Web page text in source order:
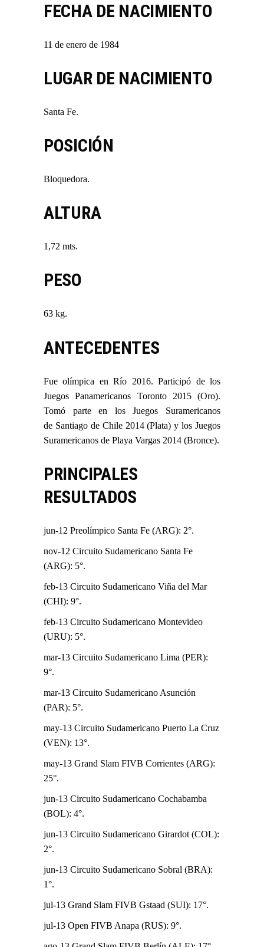
FECHA DE NACIMIENTO
11 de enero de 1984
LUGAR DE NACIMIENTO
Santa Fe.
POSICIÓN
Bloquedora.
ALTURA
1,72 mts.
PESO
63 kg.
ANTECEDENTES
Fue olímpica en Río 2016. Participó de los
Juegos Panamericanos Toronto 2015 (Oro).
Tomó parte en los Juegos Suramericanos
de Santiago de Chile 2014 (Plata) y los Juegos
Suramericanos de Playa Vargas 2014 (Bronce).
PRINCIPALES
RESULTADOS
jun-12 Preolímpico Santa Fe (ARG): 2°.
nov-12 Circuito Sudamericano Santa Fe
(ARG): 5°.
feb-13 Circuito Sudamericano Viña del Mar
(CHI): 9°.
feb-13 Circuito Sudamericano Montevideo
(URU): 5°.
mar-13 Circuito Sudamericano Lima (PER):
9°.
mar-13 Circuito Sudamericano Asunción
(PAR): 5°.
may-13 Circuito Sudamericano Puerto La Cruz
(VEN): 13°.
may-13 Grand Slam FIVB Corrientes (ARG):
25°.
jun-13 Circuito Sudamericano Cochabamba
(BOL): 4°.
jun-13 Circuito Sudamericano Girardot (COL):
2°.
jun-13 Circuito Sudamericano Sobral (BRA):
1°.
jul-13 Grand Slam FIVB Gstaad (SUI): 17°.
jul-13 Open FIVB Anapa (RUS): 9°.